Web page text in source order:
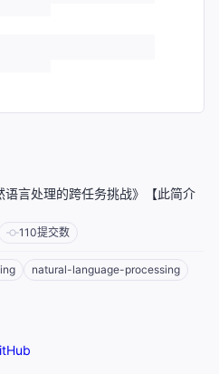
语言处理的跨任务挑战》【此简介
110提交数
natural-language-processing